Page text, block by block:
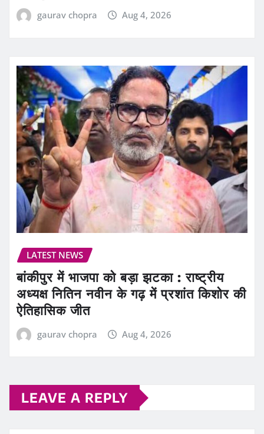
gaurav chopra Aug 4, 2026
LATEST NEWS
बांकीपुर में भाजपा को बड़ा झटका : राष्ट्रीय
अध्यक्ष नितिन नवीन के गढ़ में प्रशांत किशोर की
ऐतिहासिक जीत
gaurav chopra Aug 4, 2026
LEAVE A REPLY